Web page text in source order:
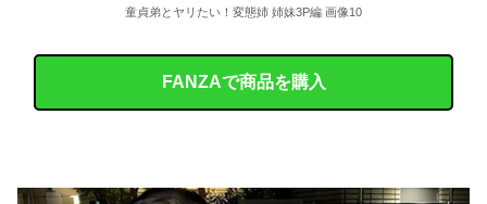
童貞弟とヤリたい！変態姉 姉妹3P編 画像10
FANZAで商品を購入